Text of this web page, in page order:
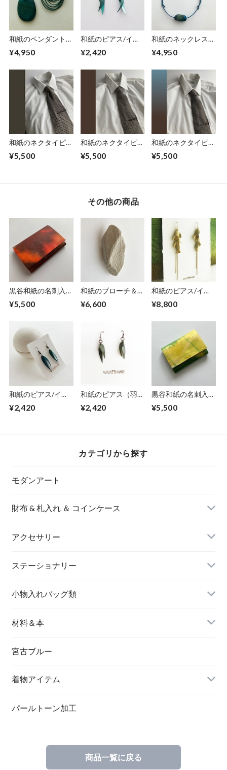
和紙のペンダント
¥4,950
和紙のピアス/イヤ
アブルー】S
¥2,420
和紙のネックレス
¥4,950
和紙のネクタイピ
¥5,500
和紙のネクタイピ
¥5,500
和紙のネクタイピ
¥5,500
その他の商品
黒谷和紙の名刺入れ
¥5,500
和紙のブローチ＆ペ
LNo.1
¥6,600
和紙のピアス/イヤ
【ミモザ】L
¥8,800
和紙のピアス/イヤ
S
¥2,420
和紙のピアス（羽）
¥2,420
黒谷和紙の名刺入れ
¥5,500
カテゴリから探す
モダンアート
財布 & 札入れ ＆ コインケース
長財布
アクセサリー
イヤリング＆ピアス
バングル＆ブレスレット
ペンダント
ブローチ
ステーショナリー
名刺入れ
メッセージカード
一筆箋
小物入れバッグ類
バッグ
材料＆本
ハンドメイドキット
宮古ブルー
着物アイテム
パールトーン加工
商品一覧に戻る